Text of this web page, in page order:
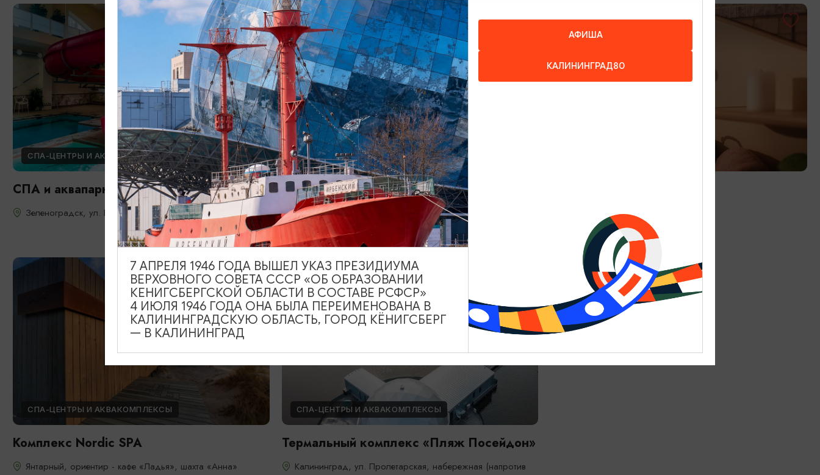
СПА-ЦЕНТРЫ И АКВАКОМПЛЕКСЫ
СПА и аквапарк отеля «Самбия»
Зеленоградск, ул. Володарского 20
СПА-ЦЕНТРЫ И АКВАКОМПЛЕКСЫ
СПА-комплекс отеля Шлосс
Янтарный, ул. Советская, 68 Калининград, ул. Чекистов, 20
СПА-ЦЕНТРЫ И АКВАКОМПЛЕКСЫ
Комплекс Nordic SPA
Янтарный, ориентир - кафе «Ладья», шахта «Анна»
СПА-ЦЕНТРЫ И АКВАКОМПЛЕКСЫ
Термальный комплекс «Пляж Посейдон»
Калининград, ул. Пролетарская, набережная (напротив
АФИША
КАЛИНИНГРАД80
7 АПРЕЛЯ 1946 ГОДА ВЫШЕЛ УКАЗ ПРЕЗИДИУМА
ВЕРХОВНОГО СОВЕТА СССР «ОБ ОБРАЗОВАНИИ
КЕНИГСБЕРГСКОЙ ОБЛАСТИ В СОСТАВЕ РСФСР»
4 ИЮЛЯ 1946 ГОДА ОНА БЫЛА ПЕРЕИМЕНОВАНА В
КАЛИНИНГРАДСКУЮ ОБЛАСТЬ, ГОРОД КЁНИГСБЕРГ
— В КАЛИНИНГРАД